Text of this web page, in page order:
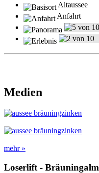
Altaussee
Anfahrt
Medien
mehr »
Loserlift - Bräuningalm